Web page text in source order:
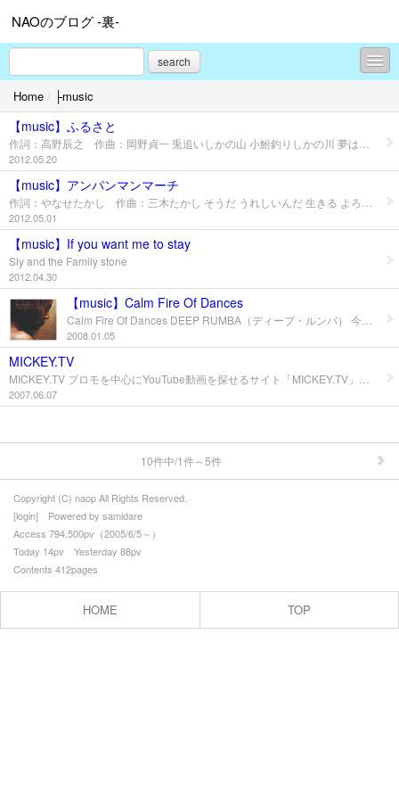
NAOのブログ -裏-
search
▼diary
▼pet
▼thanks
▼project
├diet
├no smork
▼travel
▼festival
▼gallery
├books
├movies
├music
├goods
Home / ├music
【music】ふるさと
2012.05.20
【music】アンパンマンマーチ
2012.05.01
【music】If you want me to stay
Sly and the Family stone
2012.04.30
【music】Calm Fire Of Dances
2008.01.05
MICKEY.TV
2007.06.07
10件中/1件～5件
Copyright (C) naop All Rights Reserved.
[login] Powered by samidare
Access 794,500pv（2005/6/5～）
Today 14pv Yesterday 88pv
Contents 412pages
HOME TOP